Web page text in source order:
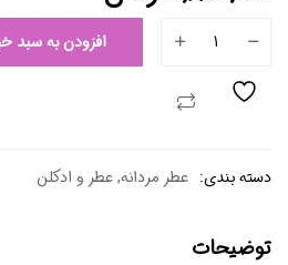
افزودن به سبد
دسته بندی: عطر مردانه,عطر و ادکلن
توضیحات